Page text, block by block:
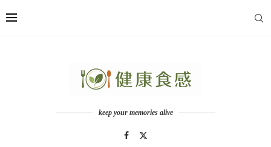
keep your memories alive